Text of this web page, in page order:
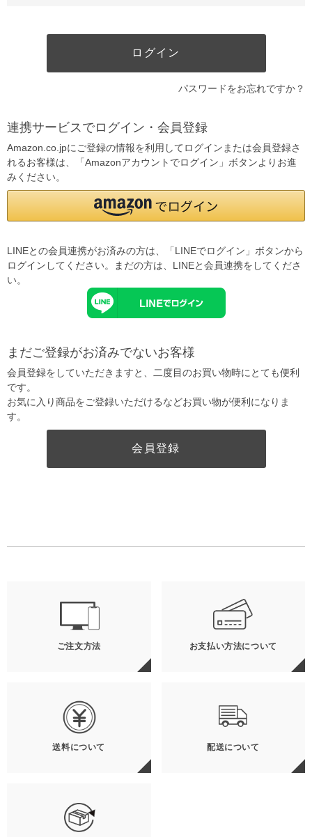
ログイン
パスワードをお忘れですか？
連携サービスでログイン・会員登録
Amazon.co.jpにご登録の情報を利用してログインまたは会員登録さ
れるお客様は、「Amazonアカウントでログイン」ボタンよりお進
みください。
LINEとの会員連携がお済みの方は、「LINEでログイン」ボタンから
ログインしてください。まだの方は、 LINEと会員連携をしてくださ
い。
まだご登録がお済みでないお客様
会員登録をしていただきますと、二度目のお買い物時にとても便利
です。
お気に入り商品をご登録いただけるなどお買い物が便利になりま
す。
会員登録
ご注文方法 お支払い方法について
送料について 配送について